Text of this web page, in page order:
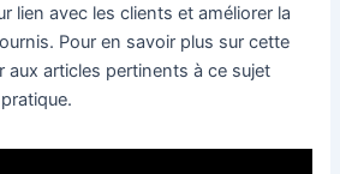
lien avec les clients et améliorer la
Pour en savoir plus sur cette
aux articles pertinents à ce sujet